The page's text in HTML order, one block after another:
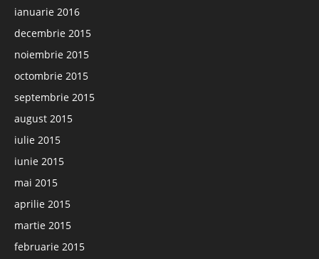
ianuarie 2016
decembrie 2015
noiembrie 2015
octombrie 2015
septembrie 2015
august 2015
iulie 2015
iunie 2015
mai 2015
aprilie 2015
martie 2015
februarie 2015